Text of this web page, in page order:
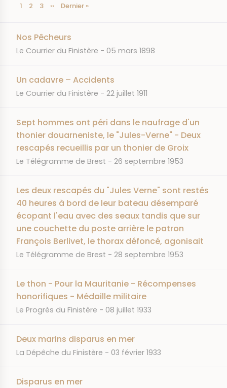
Pagination
Page
1 Page
2 Page
3
Page
››
Dernière
Dernier »
Nos Pêcheurs
JOURNAL
Le Courrier du Finistère DATE
05 mars 1898
Un cadavre – Accidents
JOURNAL
Le Courrier du Finistère DATE
22 juillet 1911
Sept hommes ont péri dans le naufrage d'un
thonier douarneniste, le "Jules-Verne" - Deux
rescapés recueillis par un thonier de Groix
JOURNAL
Le Télégramme de Brest DATE
26 septembre 1953
Les deux rescapés du "Jules Verne" sont restés
40 heures à bord de leur bateau désemparé
écopant l'eau avec des seaux tandis que sur
une couchette du poste arrière le patron
François Berlivet, le thorax défoncé, agonisait
JOURNAL
Le Télégramme de Brest DATE
28 septembre 1953
Le thon - Pour la Mauritanie - Récompenses
honorifiques - Médaille militaire
JOURNAL
Le Progrès du Finistère DATE
08 juillet 1933
Deux marins disparus en mer
JOURNAL
La Dépêche du Finistère DATE
03 février 1933
Disparus en mer